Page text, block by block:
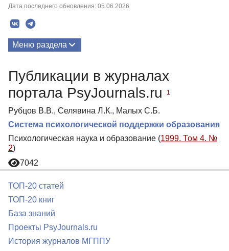
Дата последнего обновления: 05.06.2026
Меню раздела
Публикации в журналах
портала PsyJournals.ru
1
Рубцов В.В., Селявина Л.К., Малых С.Б.
Система психологической поддержки образования
Психологическая наука и образование (1999. Том 4. №
2)
7042
ТОП-20 статей
ТОП-20 книг
База знаний
Проекты PsyJournals.ru
История журналов МГППУ